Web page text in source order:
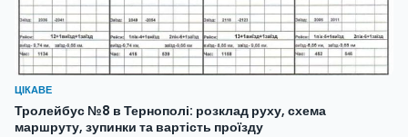
ЦІКАВЕ
Тролейбус №8 в Тернополі: розклад руху, схема
маршруту, зупинки та вартість проїзду